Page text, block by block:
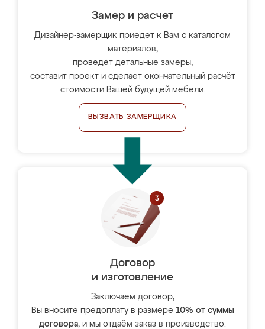
Замер и расчет
Дизайнер-замерщик приедет к Вам с каталогом
материалов,
проведёт детальные замеры,
составит проект и сделает окончательный расчёт
стоимости Вашей будущей мебели.
ВЫЗВАТЬ ЗАМЕРЩИКА
Договор
и изготовление
Заключаем договор,
Вы вносите предоплату в размере 10% от суммы
договора, и мы отдаём заказ в производство.